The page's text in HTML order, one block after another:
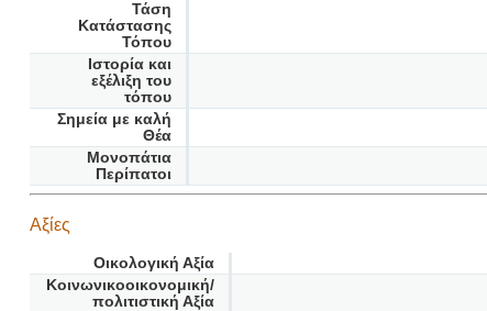
Τάση
Κατάστασης
Τόπου
Ιστορία και
εξέλιξη του
τόπου
Σημεία με καλή
Θέα
Μονοπάτια
Περίπατοι
Αξίες
Οικολογική Αξία
Κοινωνικοοικονομική/
πολιτιστική Αξία